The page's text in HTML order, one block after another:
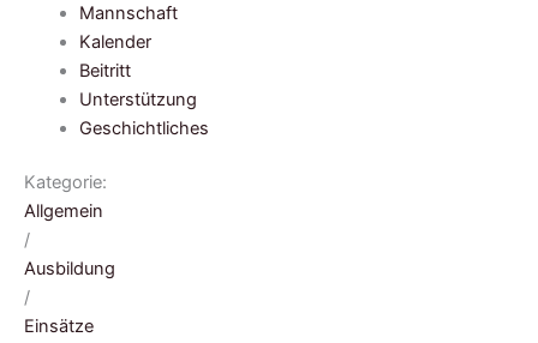
Mannschaft
Kalender
Beitritt
Unterstützung
Geschichtliches
Kategorie:
Allgemein
/
Ausbildung
/
Einsätze